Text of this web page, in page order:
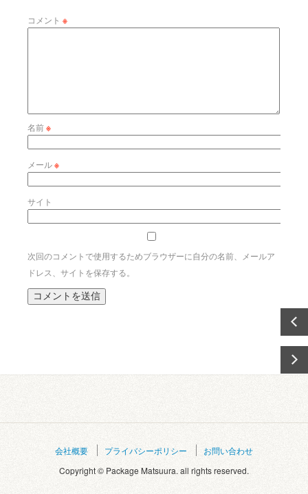
コメント ※
名前※
メール※
サイト
次回のコメントで使用するためブラウザーに自分の名前、メールア
ドレス、サイトを保存する。
会社概要 プライバシーポリシー
お問い合わせ
Copyright © Package Matsuura. all rights reserved.